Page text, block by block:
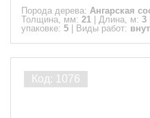
Порода дерева: Ангарская
Толщина, мм: 21 Длина, м: 3
упаковке: 5 Виды работ: